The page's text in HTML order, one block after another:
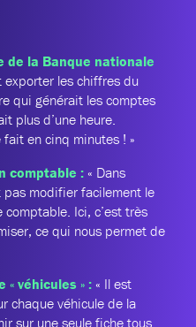
de la Banque nationale
exporter les chiffres du
qui générait les comptes
plus d’une heure.
en cinq minutes ! »
comptable : « Dans
pas modifier facilement le
comptable. Ici, c’est très
ce qui nous permet de
véhicules » : « Il est
chaque véhicule de la
sur une seule fiche tous